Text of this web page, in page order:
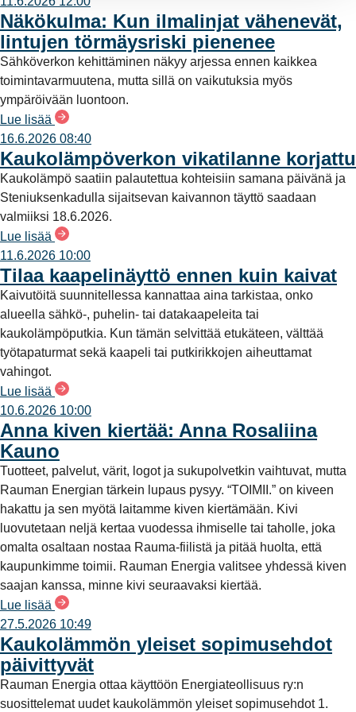
Näkökulma: Kun ilmalinjat vähenevät,
lintujen törmäysriski pienenee
Sähköverkon kehittäminen näkyy arjessa ennen kaikkea
toimintavarmuutena, mutta sillä on vaikutuksia myös
ympäröivään luontoon.
Lue lisää
16.6.2026 08:40
Kaukolämpöverkon vikatilanne korjattu
Kaukolämpö saatiin palautettua kohteisiin samana päivänä ja
Steniuksenkadulla sijaitsevan kaivannon täyttö saadaan
valmiiksi 18.6.2026.
Lue lisää
11.6.2026 10:00
Tilaa kaapelinäyttö ennen kuin kaivat
Kaivutöitä suunnitellessa kannattaa aina tarkistaa, onko
alueella sähkö-, puhelin- tai datakaapeleita tai
kaukolämpöputkia. Kun tämän selvittää etukäteen, välttää
työtapaturmat sekä kaapeli tai putkirikkojen aiheuttamat
vahingot.
Lue lisää
10.6.2026 10:00
Anna kiven kiertää: Anna Rosaliina
Kauno
Tuotteet, palvelut, värit, logot ja sukupolvetkin vaihtuvat, mutta
Rauman Energian tärkein lupaus pysyy. “TOIMII.” on kiveen
hakattu ja sen myötä laitamme kiven kiertämään. Kivi
luovutetaan neljä kertaa vuodessa ihmiselle tai taholle, joka
omalta osaltaan nostaa Rauma-fiilistä ja pitää huolta, että
kaupunkimme toimii. Rauman Energia valitsee yhdessä kiven
saajan kanssa, minne kivi seuraavaksi kiertää.
Lue lisää
27.5.2026 10:49
Kaukolämmön yleiset sopimusehdot
päivittyvät
Rauman Energia ottaa käyttöön Energiateollisuus ry:n
suosittelemat uudet kaukolämmön yleiset sopimusehdot 1.